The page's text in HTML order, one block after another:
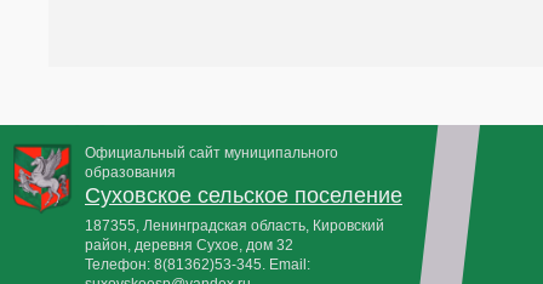
Официальный сайт муниципального
образования
Суховское сельское поселение
187355, Ленинградская область, Кировский
район, деревня Сухое, дом 32
Телефон: 8(81362)53-345. Email: